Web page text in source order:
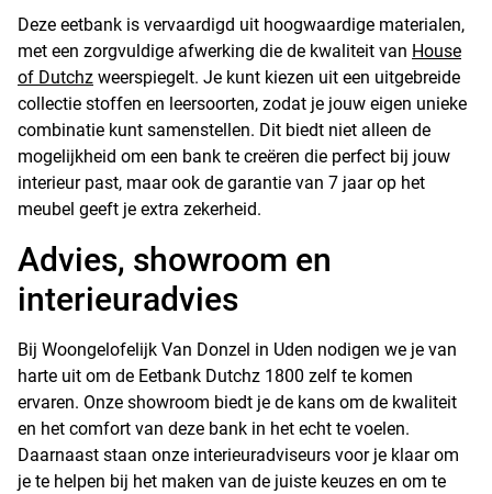
Deze eetbank is vervaardigd uit hoogwaardige materialen,
met een zorgvuldige afwerking die de kwaliteit van House
of Dutchz weerspiegelt. Je kunt kiezen uit een uitgebreide
collectie stoffen en leersoorten, zodat je jouw eigen unieke
combinatie kunt samenstellen. Dit biedt niet alleen de
mogelijkheid om een bank te creëren die perfect bij jouw
interieur past, maar ook de garantie van 7 jaar op het
meubel geeft je extra zekerheid.
Advies, showroom en
interieuradvies
Bij Woongelofelijk Van Donzel in Uden nodigen we je van
harte uit om de Eetbank Dutchz 1800 zelf te komen
ervaren. Onze showroom biedt je de kans om de kwaliteit
en het comfort van deze bank in het echt te voelen.
Daarnaast staan onze interieuradviseurs voor je klaar om
je te helpen bij het maken van de juiste keuzes en om te